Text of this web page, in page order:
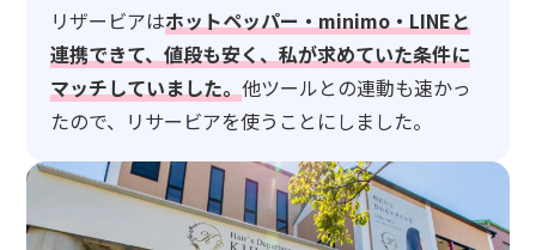
リザービアはホットペッパー・minimo・LINEと
連携できて、値段も安く、私が求めていた条件に
マッチしていました。他ツールとの連動も速かっ
たので、リサービアを使うことにしました。